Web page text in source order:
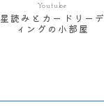
Youtube
星読みとカードリーデ
ィングの小部屋